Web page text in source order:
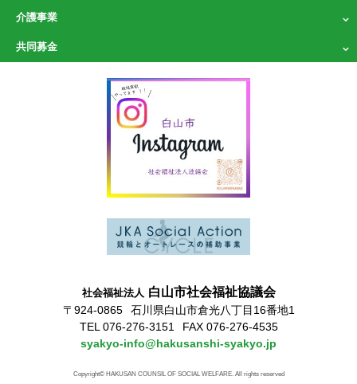
介護事業
共同募金
社会福祉法人 白山市社会福祉協議会
〒924-0865
石川県白山市倉光八丁目16番地1
TEL 076-276-3151
FAX 076-276-4535
syakyo-info@hakusanshi-syakyo.jp
Copyright© HAKUSAN COUNSIL OF SOCIAL WELFARE. All rights reserved